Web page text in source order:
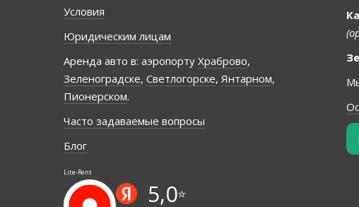
Условия
Юридическим лицам
Аренда авто в: аэропорту Храброво,
Зеленоградске, Светлогорске, Янтарном,
Пионерском.
Часто задаваемые вопросы
Блог
Lite-Rent
5,0⭐️